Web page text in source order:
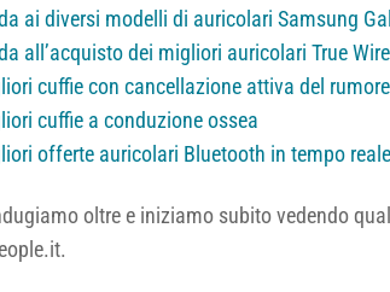
ai diversi modelli di auricolari Samsung
all’acquisto dei migliori auricolari True
cuffie con cancellazione attiva del
cuffie a conduzione ossea
offerte auricolari Bluetooth in tempo reale
oltre e iniziamo subito vedendo